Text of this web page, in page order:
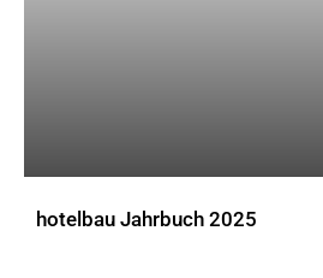
hotelbau Jahrbuch 2025